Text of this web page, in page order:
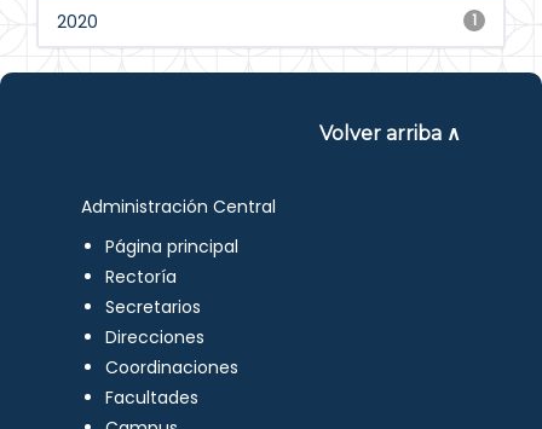
1
2020
Volver arriba ∧
Administración Central
Página principal
Rectoría
Secretarios
Direcciones
Coordinaciones
Facultades